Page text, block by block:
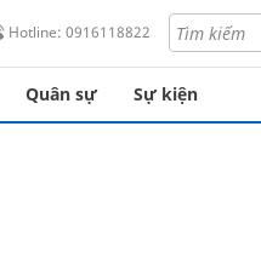
Hotline: 0916118822
Quân sự Sự kiện